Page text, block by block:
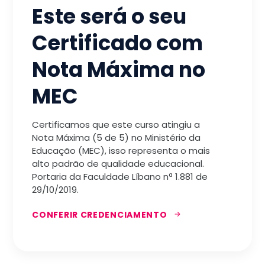
Este será o seu
Certificado com
Nota Máxima no
MEC
Certificamos que este curso atingiu a
Nota Máxima (5 de 5) no Ministério da
Educação (MEC), isso representa o mais
alto padrão de qualidade educacional.
Portaria da Faculdade Líbano nª 1.881 de
29/10/2019.
CONFERIR CREDENCIAMENTO